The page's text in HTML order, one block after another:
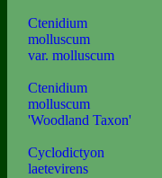
Ctenidium
molluscum
var. molluscum
Ctenidium
molluscum
'Woodland Taxon'
Cyclodictyon
laetevirens